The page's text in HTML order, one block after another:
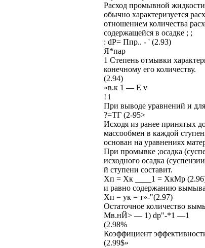
Расход промывной
обычно характеризуется
отношением количества
содержащейся в осадке ; ;
: dP= Ппр.. - ' (2.93)
Я*пар
1 Степень отмывки
конечному его количеству.
(2.94)
«в.к 1 — Е v
! i
При выводе уравнений и
?=ТГ (2-95>
Исходя из ранее принятых
массообмен в каждой
основан на уравнениях
При промывке ;осадка
исходного осадка
й ступени составит.
Хп = Хк ____1 = ХкМр
и равно содержанию
Хп = ук = т»-"(2.97)
Остаточное количество
Мв.нЙ> — 1) dp"-*1 —1
(2.98%
Коэффициент
(2.99$»